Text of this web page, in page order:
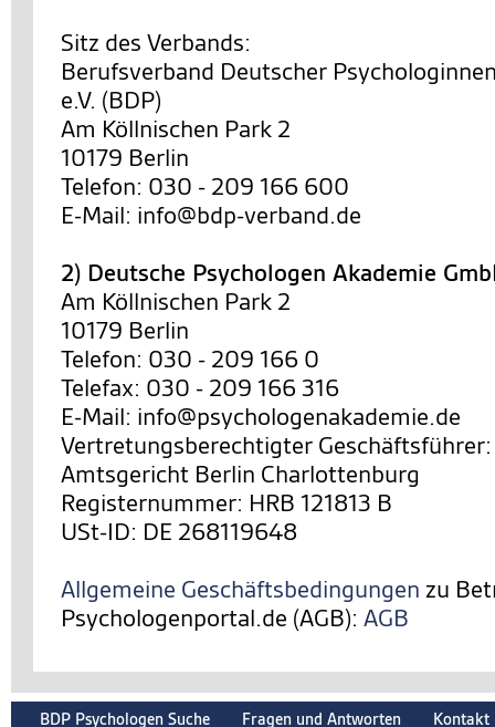
Sitz des Verbands:
Berufsverband Deutscher
e.V. (BDP)
Am Köllnischen Park 2
10179 Berlin
Telefon: 030 - 209 166 600
E-Mail: info@bdp-verband.de
2) Deutsche Psychologen Akademie
Am Köllnischen Park 2
10179 Berlin
Telefon: 030 - 209 166 0
Telefax: 030 - 209 166 316
E-Mail: info@psychologenakademie.de
Vertretungsberechtigter Geschäftsführer:
Amtsgericht Berlin Charlottenburg
Registernummer: HRB 121813 B
USt-ID: DE 268119648
Allgemeine Geschäftsbedingungen zu
Psychologenportal.de (AGB): AGB
BDP Psychologen Suche Fragen und Antworten Kontakt